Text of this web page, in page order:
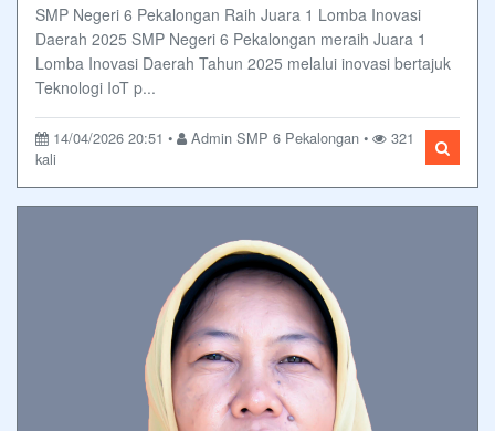
SMP Negeri 6 Pekalongan Raih Juara 1 Lomba Inovasi
Daerah 2025 SMP Negeri 6 Pekalongan meraih Juara 1
Lomba Inovasi Daerah Tahun 2025 melalui inovasi bertajuk
Teknologi IoT p...
14/04/2026 20:51 • Admin SMP 6 Pekalongan •
321
kali